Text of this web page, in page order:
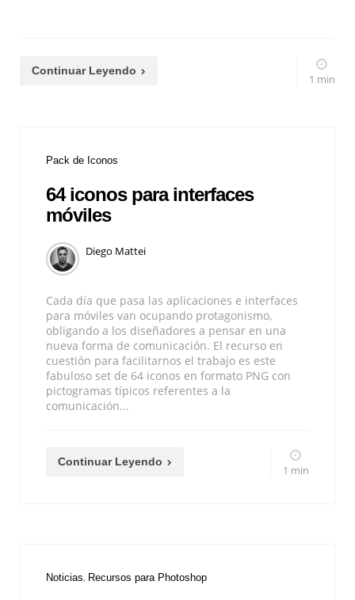
Continuar Leyendo
1 min
Pack de Iconos
64 iconos para interfaces
móviles
Diego Mattei
Cada día que pasa las aplicaciones e interfaces
para móviles van ocupando protagonismo,
obligando a los diseñadores a pensar en una
nueva forma de comunicación. El recurso en
cuestión para facilitarnos el trabajo es este
fabuloso set de 64 iconos en formato PNG con
pictogramas típicos referentes a la
comunicación...
Continuar Leyendo
1 min
Noticias Recursos para Photoshop